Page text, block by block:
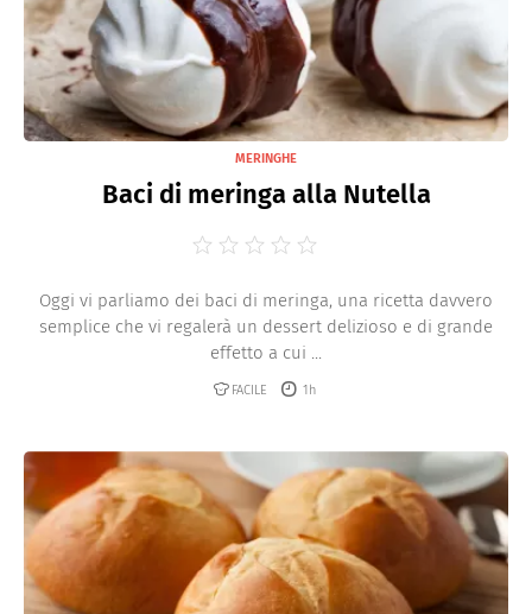
MERINGHE
Baci di meringa alla Nutella
Oggi vi parliamo dei baci di meringa, una ricetta davvero
semplice che vi regalerà un dessert delizioso e di grande
effetto a cui ...
FACILE 1h